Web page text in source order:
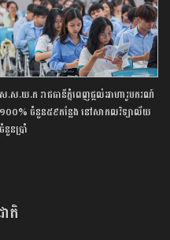
ស.ស.យ.ក រាជធានីភ្នំពេញផ្ដល់អាហារូបករណ៍
១០០% ចំនួន៥៩កន្លែង នៅសាកលវិទ្យាល័យ
ចំនួនប្រាំ
តិ